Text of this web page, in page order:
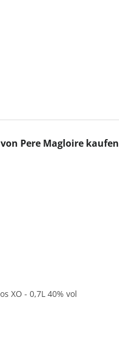
Pere Magloire kaufen
XO - 0,7L 40% vol